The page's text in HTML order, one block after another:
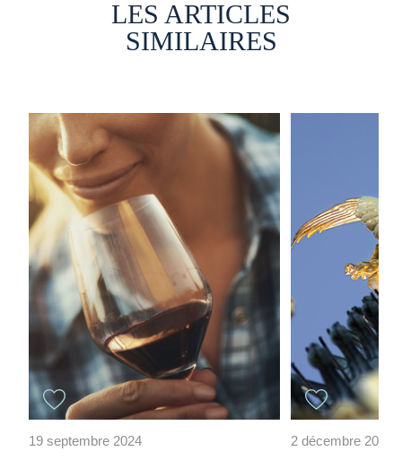
LES ARTICLES
SIMILAIRES
19 septembre 2024 2 décembre 2018